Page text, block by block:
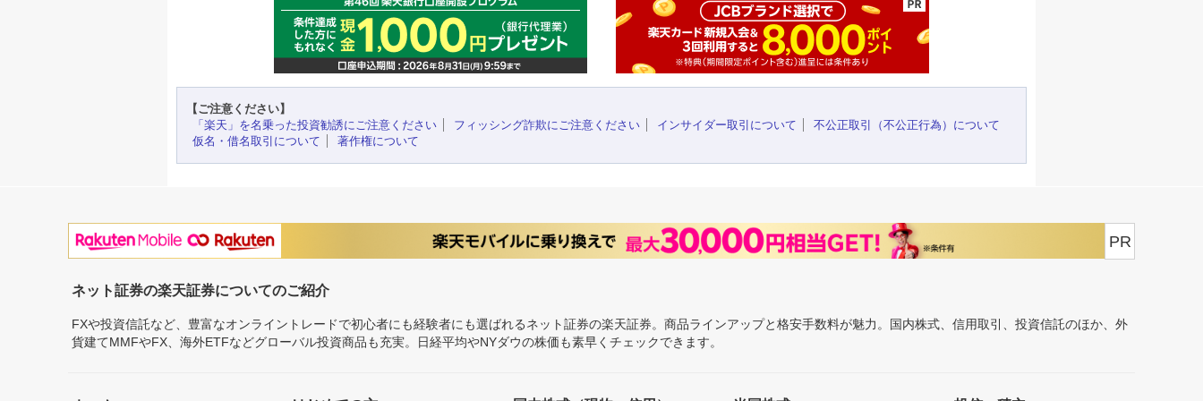
【ご注意ください】
「楽天」を名乗った投資勧誘にご注意ください
フィッシング詐欺にご注意ください インサイダー取引について
不公正取引（不公正行為）について
仮名・借名取引について
著作権について
PR
ネット証券の楽天証券についてのご紹介
FXや投資信託など、豊富なオンライントレードで初心者にも経験者にも選ばれるネット証券の楽天証券。商品ラインアップと格安手数料が魅力。国内株式、信用取引、投資信託のほか、外
貨建てMMFやFX、海外ETFなどグローバル投資商品も充実。日経平均やNYダウの株価も素早くチェックできます。